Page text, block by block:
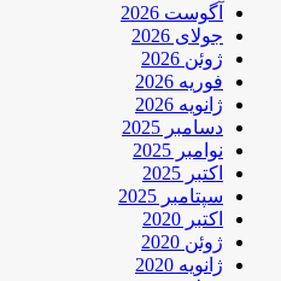
آگوست 2026
جولای 2026
ژوئن 2026
فوریه 2026
ژانویه 2026
دسامبر 2025
نوامبر 2025
اکتبر 2025
سپتامبر 2025
اکتبر 2020
ژوئن 2020
ژانویه 2020